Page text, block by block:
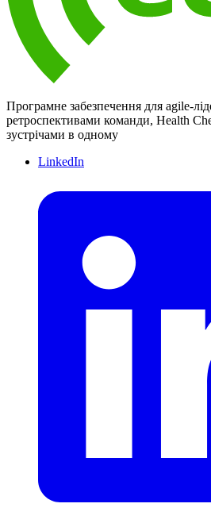
Програмне забезпечення для agile-
ретроспективами команди, Health
зустрічами в одному
LinkedIn